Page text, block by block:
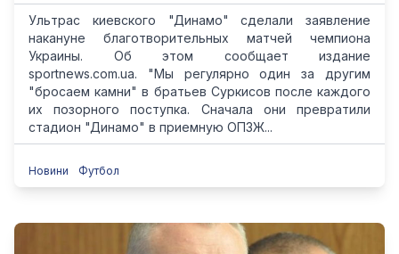
Ультрас киевского "Динамо" сделали заявление
накануне благотворительных матчей чемпиона
Украины. Об этом сообщает издание
sportnews.com.ua. "Мы регулярно один за другим
"бросаем камни" в братьев Суркисов после каждого
их позорного поступка. Сначала они превратили
стадион "Динамо" в приемную ОПЗЖ...
Новини Футбол